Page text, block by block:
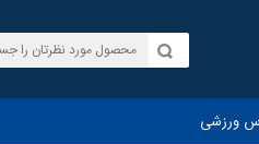
ورزشی